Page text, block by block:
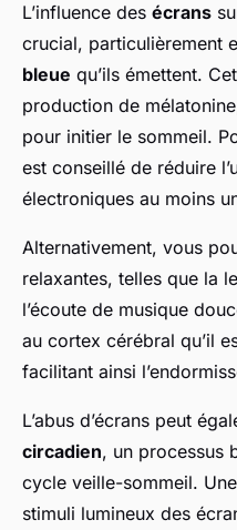
L’influence des écrans
crucial, particulièrement
bleue qu’ils émettent.
production de
pour initier le sommeil.
est conseillé de réduire
électroniques au moins
Alternativement, vous
relaxantes, telles que la
l’écoute de musique
au cortex cérébral qu’il
facilitant ainsi
L’abus d’écrans peut
circadien, un processus
cycle veille-sommeil.
stimuli lumineux des